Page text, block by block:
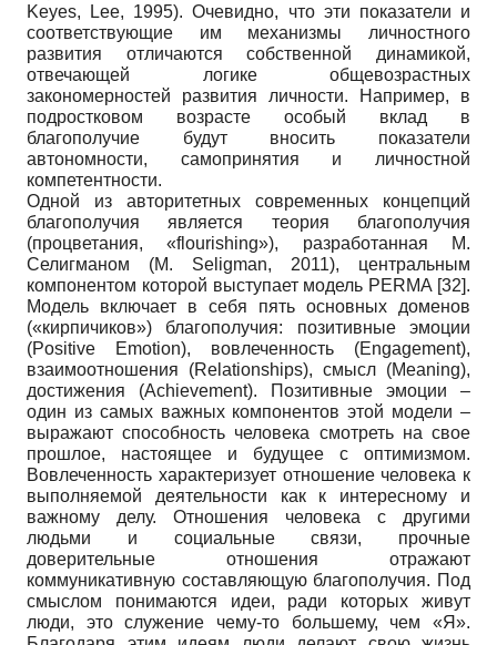
Keyes, Lee, 1995). Очевидно, что эти показатели и
соответствующие им механизмы личностного
развития отличаются собственной динамикой,
отвечающей логике общевозрастных
закономерностей развития личности. Например, в
подростковом возрасте особый вклад в
благополучие будут вносить показатели
автономности, самопринятия и личностной
компетентности.
Одной из авторитетных современных концепций
благополучия является теория благополучия
(процветания, «flourishing»), разработанная М.
Селигманом (M. Seligman, 2011), центральным
компонентом которой выступает модель PERMA [32].
Модель включает в себя пять основных доменов
(«кирпичиков») благополучия: позитивные эмоции
(Positive Emotion), вовлеченность (Engagement),
взаимоотношения (Relationships), смысл (Meaning),
достижения (Achievement). Позитивные эмоции –
один из самых важных компонентов этой модели –
выражают способность человека смотреть на свое
прошлое, настоящее и будущее с оптимизмом.
Вовлеченность характеризует отношение человека к
выполняемой деятельности как к интересному и
важному делу. Отношения человека с другими
людьми и социальные связи, прочные
доверительные отношения отражают
коммуникативную составляющую благополучия. Под
смыслом понимаются идеи, ради которых живут
люди, это служение чему-то большему, чем «Я».